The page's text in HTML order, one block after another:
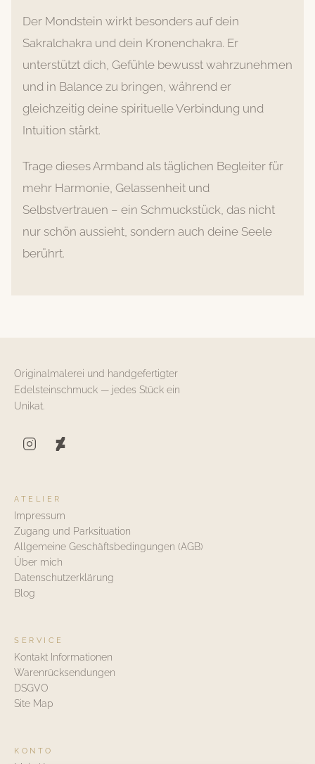
Der Mondstein wirkt besonders auf dein
Sakralchakra und dein Kronenchakra. Er
unterstützt dich, Gefühle bewusst wahrzunehmen
und in Balance zu bringen, während er
gleichzeitig deine spirituelle Verbindung und
Intuition stärkt.
Trage dieses Armband als täglichen Begleiter für
mehr Harmonie, Gelassenheit und
Selbstvertrauen – ein Schmuckstück, das nicht
nur schön aussieht, sondern auch deine Seele
berührt.
Originalmalerei und handgefertigter
Edelsteinschmuck — jedes Stück ein
Unikat.
ATELIER
Impressum
Zugang und Parksituation
Allgemeine Geschäftsbedingungen (AGB)
Über mich
Datenschutzerklärung
Blog
SERVICE
Kontakt Informationen
Warenrücksendungen
DSGVO
Site Map
KONTO